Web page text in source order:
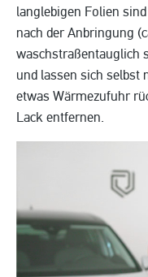
langlebigen Folien
nach der Anbringung
waschstraßentauglich
und lassen sich selbst
etwas Wärmezufuhr
Lack entfernen.